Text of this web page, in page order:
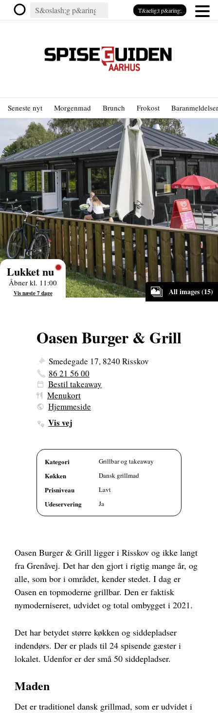
Seneste nyt Morgenmad Brunch Frokost Baranmeldelser
All images (15)
Lukket nu
Åbner kl. 11:00
Vis næste 7 dage
Oasen Burger & Grill
Smedegade 17, 8240 Risskov
86 21 56 00
Bestil takeaway
Menukort
Hjemmeside
Vis vej
Kategori Grillbar og takeaway
Køkken Dansk grillmad
Prisniveau Lavt
Udeservering Ja
Oasen Burger & Grill ligger i Risskov og ikke langt
fra Grenåvej. Det har den gjort i rigtig mange år, og
alle, som bor i området, kender stedet. I dag er
Oasen en topmoderne grillbar. Den er faktisk
nymoderniseret, udvidet og total ombygget i 2021.
Det har betydet større køkken og siddepladser
indendørs. Der er plads til 24 spisende gæster i
lokalet. Udenfor er der små 50 siddepladser.
Maden
Det er traditionel dansk grillmad, som er udvidet i
T&aelig;t p&aring;